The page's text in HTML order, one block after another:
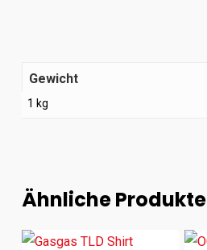
Gewicht
1 kg
Ähnliche Produkte